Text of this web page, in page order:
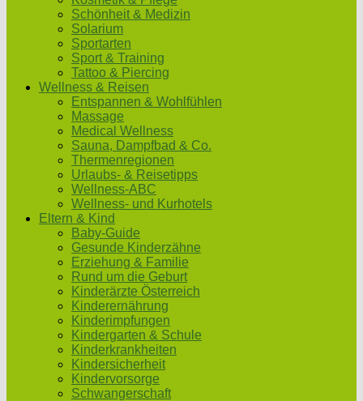
Schönheit & Medizin
Solarium
Sportarten
Sport & Training
Tattoo & Piercing
Wellness & Reisen
Entspannen & Wohlfühlen
Massage
Medical Wellness
Sauna, Dampfbad & Co.
Thermenregionen
Urlaubs- & Reisetipps
Wellness-ABC
Wellness- und Kurhotels
Eltern & Kind
Baby-Guide
Gesunde Kinderzähne
Erziehung & Familie
Rund um die Geburt
Kinderärzte Österreich
Kinderernährung
Kinderimpfungen
Kindergarten & Schule
Kinderkrankheiten
Kindersicherheit
Kindervorsorge
Schwangerschaft